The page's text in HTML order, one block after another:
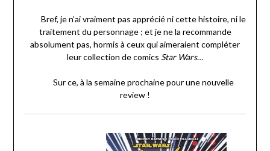
Bref, je n’ai vraiment pas apprécié ni cette histoire, ni le
traitement du personnage ; et je ne la recommande
absolument pas, hormis à ceux qui aimeraient compléter
leur collection de comics Star Wars…
Sur ce, à la semaine prochaine pour une nouvelle
review !